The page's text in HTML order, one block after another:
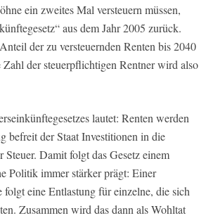
ein zweites Mal versteuern müssen,
aus dem Jahr 2005 zurück.
der zu versteuernden Renten bis 2040
der steuerpflichtigen Rentner wird also
lautet: Renten werden
befreit der Staat Investitionen in die
Steuer. Damit folgt das Gesetz einem
Politik immer stärker prägt: Einer
folgt eine Entlastung für einzelne, die sich
Zusammen wird das dann als Wohltat